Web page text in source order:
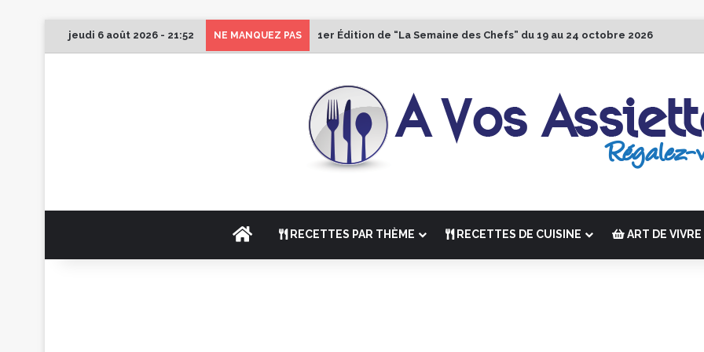
jeudi 6 août 2026 - 21:52 NE MANQUEZ PAS 1er Édition de “La Semaine des Chefs” du 19 au 24 octobre 2026
ACCUEILRECETTES PAR THÈME RECETTES DE CUISINE ART DE VIVRE